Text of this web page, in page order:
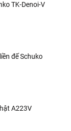
TK-Denoi-V
đế Schuko
A223V